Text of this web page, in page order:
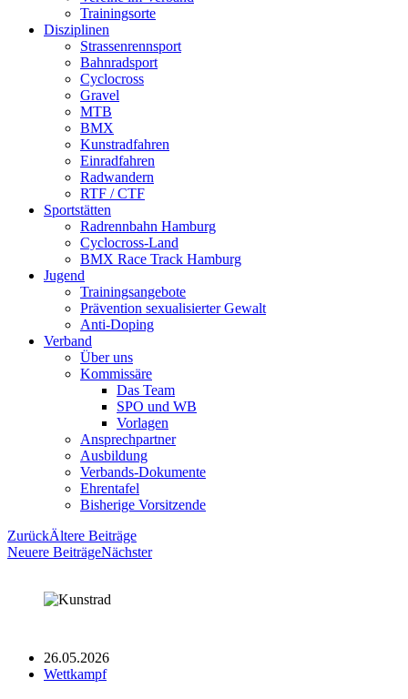
Trainingsorte
Disziplinen
Strassen­rennsport
Bahnrad­sport
Cyclocross
Gravel
MTB
BMX
Kunstradfahren
Einradfahren
Radwandern
RTF / CTF
Sportstätten
Radrennbahn Hamburg
Cyclocross-Land
BMX Race Track Hamburg
Jugend
Trainingsangebote
Prävention sexualisierter Gewalt
Anti-Doping
Verband
Über uns
Kommissäre
Das Team
SPO und WB
Vorlagen
Ansprechpartner
Ausbildung
Verbands-Dokumente
Ehrentafel
Bisherige Vorsitzende
ZurückÄltere Beiträge
Neuere BeiträgeNächster
26.05.2026
Wettkampf